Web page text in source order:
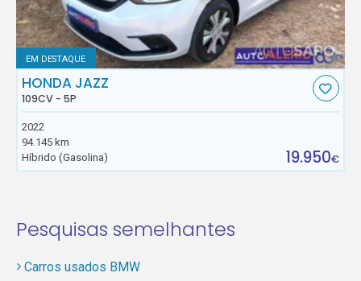
EM DESTAQUE
HONDA JAZZ
109CV - 5P
2022
94.145 km
Híbrido (Gasolina)
19.950€
Pesquisas semelhantes
Carros usados BMW